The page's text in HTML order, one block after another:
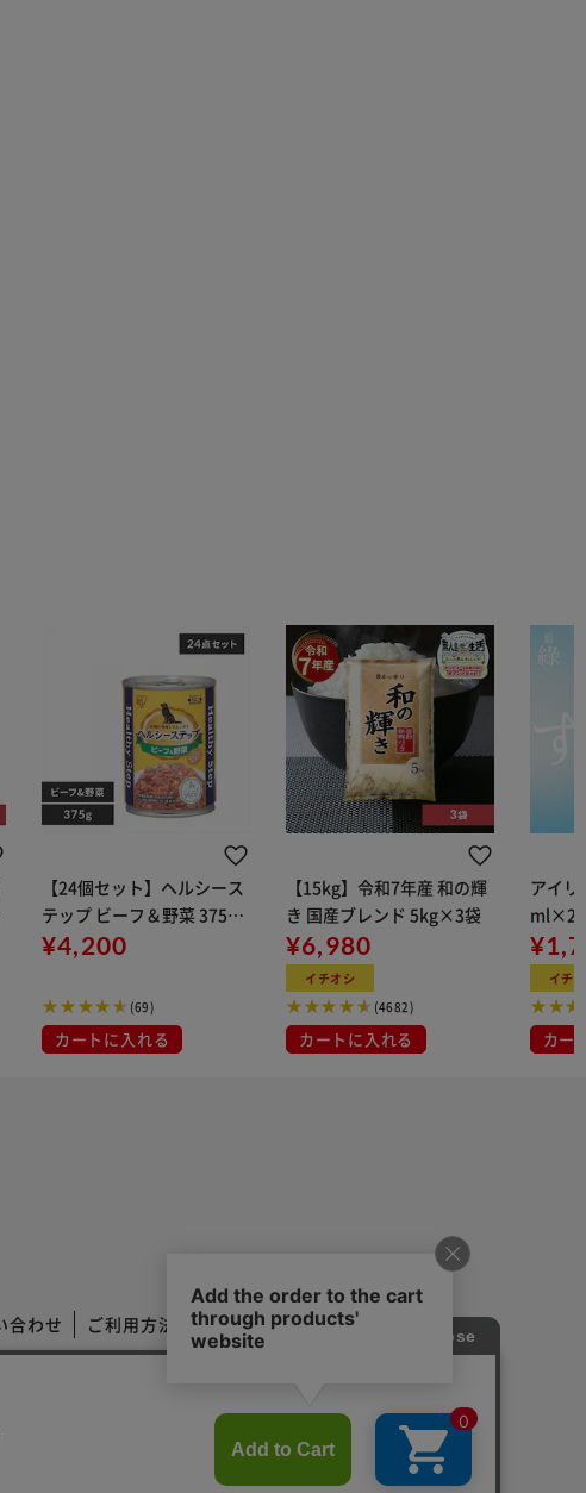
【24個セット】ヘルシース
テップ ビーフ＆野菜 375g
P-HLC-BV×6 犬 ウェット
¥4,200
(69)
カートに入れる
【15kg】令和7年産 和の輝
き 国産ブレンド 5kg×3袋
¥6,980
イチオシ
(4682)
カートに入れる
アイリ
ml×24
用
イチ
カー
合わせ ご利用方法 ご利用規約